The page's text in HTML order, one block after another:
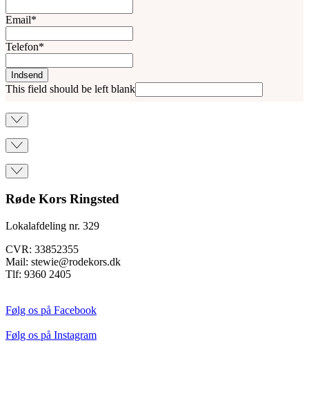
Email*
Telefon*
Indsend
This field should be left blank
Røde Kors Ringsted
Lokalafdeling nr. 329
CVR: 33852355
Mail: stewie@rodekors.dk
Tlf: 9360 2405
Følg os på Facebook
Følg os på Instagram